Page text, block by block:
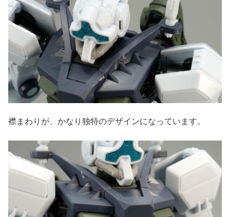
襟まわりが、かなり独特のデザインになっています。